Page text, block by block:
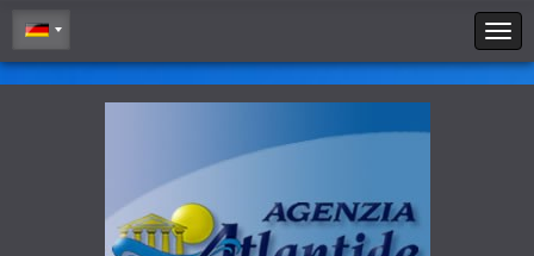
Cookie Policy